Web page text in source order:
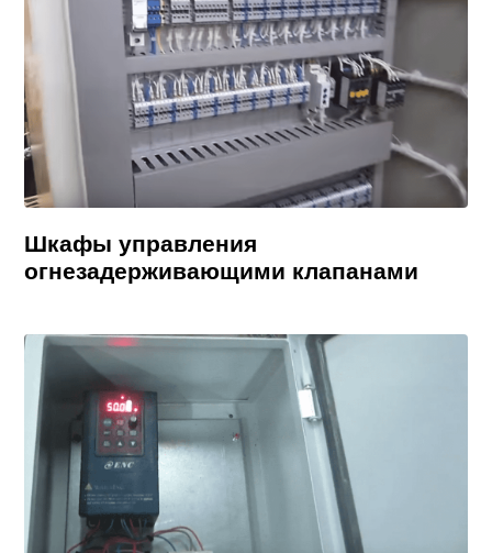
Шкафы управления
огнезадерживающими клапанами